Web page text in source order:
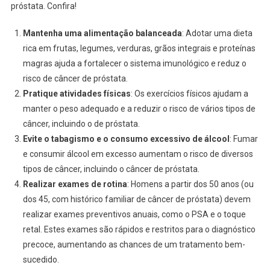
próstata. Confira!
Mantenha uma alimentação balanceada: Adotar uma dieta
rica em frutas, legumes, verduras, grãos integrais e proteínas
magras ajuda a fortalecer o sistema imunológico e reduz o
risco de câncer de próstata.
Pratique atividades físicas: Os exercícios físicos ajudam a
manter o peso adequado e a reduzir o risco de vários tipos de
câncer, incluindo o de próstata.
Evite o tabagismo e o consumo excessivo de álcool : Fumar
e consumir álcool em excesso aumentam o risco de diversos
tipos de câncer, incluindo o câncer de próstata.
Realizar exames de rotina: Homens a partir dos 50 anos (ou
dos 45, com histórico familiar de câncer de próstata) devem
realizar exames preventivos anuais, como o PSA e o toque
retal. Estes exames são rápidos e restritos para o diagnóstico
precoce, aumentando as chances de um tratamento bem-
sucedido.